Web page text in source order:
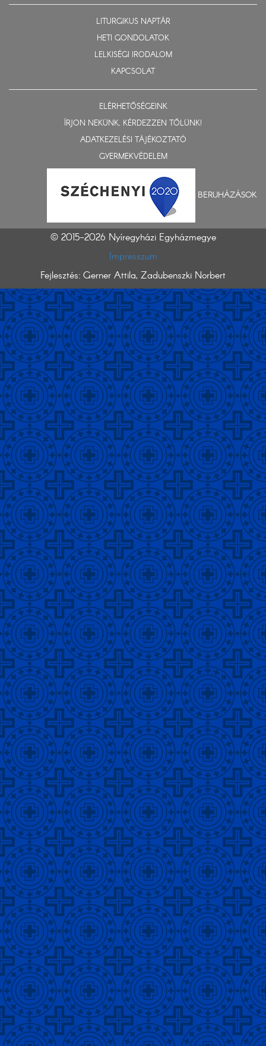
LITURGIKUS NAPTÁR
HETI GONDOLATOK
LELKISÉGI IRODALOM
KAPCSOLAT
ELÉRHETŐSÉGEINK
ÍRJON NEKÜNK, KÉRDEZZEN TŐLÜNK!
ADATKEZELÉSI TÁJÉKOZTATÓ
GYERMEKVÉDELEM
BERUHÁZÁSOK
© 2015-2026 Nyíregyházi Egyházmegye
Impresszum
Fejlesztés: Gerner Attila, Zadubenszki Norbert